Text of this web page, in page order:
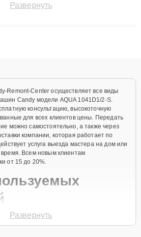
до 3 лет. Наши мастера решают
Развернуть
Remont-Center осуществляет все виды
Candy модели AQUA 1041D1/2-S.
консультацию, высокоточную
для всех клиентов цены. Передать
можно самостоятельно, а также через
компании, которая работает по
услуга выезда мастера на дом или
Всем новым клиентам
от 15 до 20%.
машины модели AQUA 1041D1/2-S
Развернуть